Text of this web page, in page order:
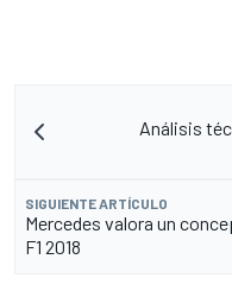
Análisis
SIGUIENTE ARTÍCULO
Mercedes valora un
F1 2018